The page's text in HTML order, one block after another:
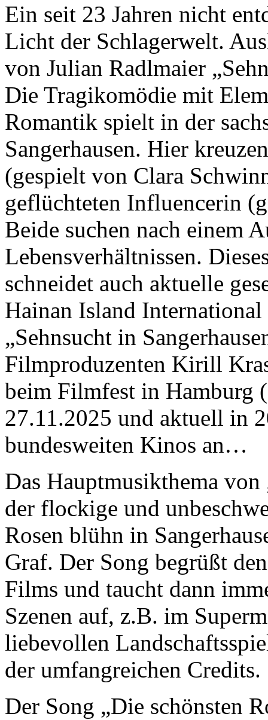
Ein seit 23 Jahren nicht
Licht der Schlagerwelt.
von Julian Radlmaier
Die Tragikomödie mit
Romantik spielt in der
Sangerhausen. Hier
(gespielt von Clara
geflüchteten Influencerin
Beide suchen nach einem
Lebensverhältnissen.
schneidet auch aktuelle
Hainan Island
„Sehnsucht in
Filmproduzenten Kirill
beim Filmfest in Hamburg
27.11.2025 und aktuell in
bundesweiten Kinos an…
Das Hauptmusikthema von
der flockige und
Rosen blühn in
Graf. Der Song begrüßt
Films und taucht dann
Szenen auf, z.B. im
liebevollen
der umfangreichen Credits.
Der Song „Die schönsten